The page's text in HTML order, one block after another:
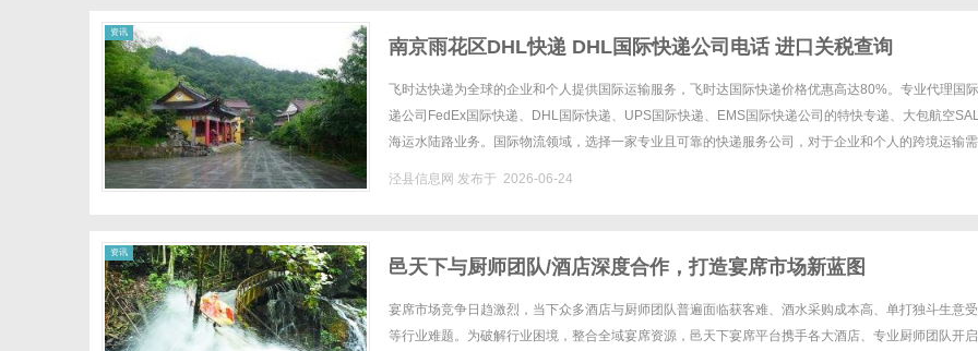
资讯
南京雨花区DHL快递 DHL国际快递公司电话 进口关税查询
飞时达快递为全球的企业和个人提供国际运输服务，飞时达国际快递价格优惠高达80%。专业代理国
递公司FedEx国际快递、DHL国际快递、UPS国际快递、EMS国际快递公司的特快专递、大包航空SAL
海运水陆路业务。国际物流领域，选择一家专业且可靠的快递服务公司，对于企业和个人的跨境运输
泾县信息网 发布于 2026-06-24
资讯
邑天下与厨师团队/酒店深度合作，打造宴席市场新蓝图
宴席市场竞争日趋激烈，当下众多酒店与厨师团队普遍面临获客难、酒水采购成本高、单打独斗生意
等行业难题。为破解行业困境，整合全域宴席资源，邑天下宴席平台携手各大酒店、专业厨师团队开